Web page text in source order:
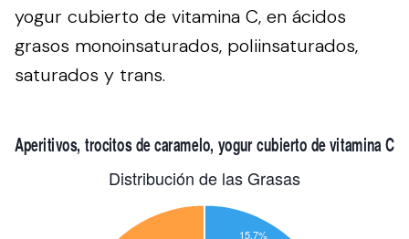
yogur cubierto de vitamina C, en ácidos
grasos monoinsaturados, poliinsaturados,
saturados y trans.